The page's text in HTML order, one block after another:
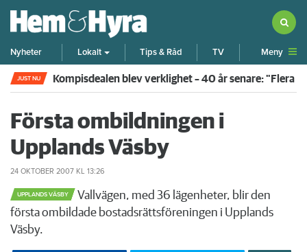
Nyheter Lokalt Tips & Råd TV Meny
JUST NU Kompisdealen blev verklighet – 40 år senare: "Flera
Första ombildningen i
Upplands Väsby
24 OKTOBER 2007 KL 13:26
UPPLANDS VÄSBY
Vallvägen, med 36 lägenheter, blir den
första ombildade bostadsrättsföreningen i Upplands
Väsby.